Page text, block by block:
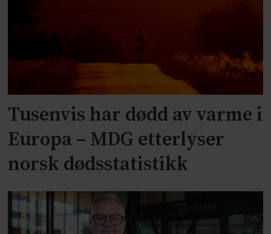
Tusenvis har dødd av varme i
Europa – MDG etterlyser
norsk dødsstatistikk